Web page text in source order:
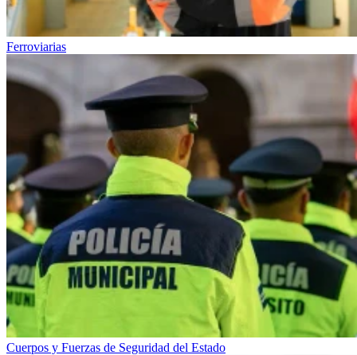
Ferroviarias
Cuerpos y Fuerzas de Seguridad del Estado